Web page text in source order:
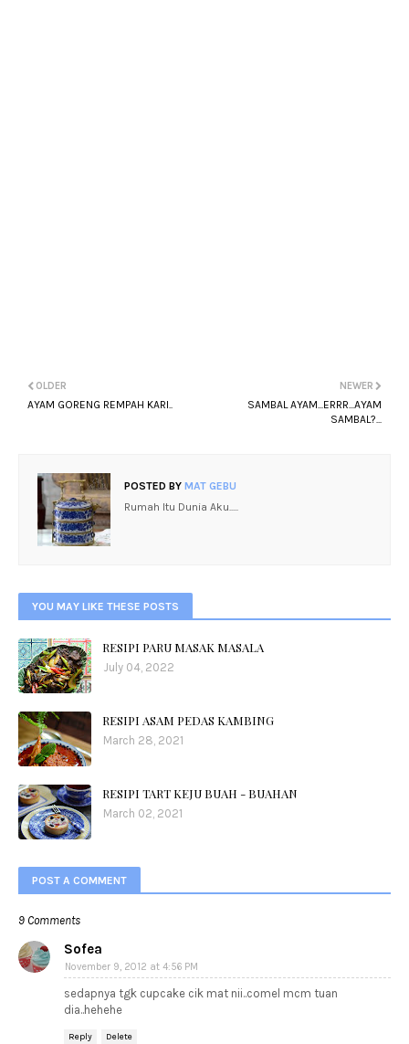
NEWER
SAMBAL AYAM...ERRR...AYAM
SAMBAL?...
OLDER
AYAM GORENG REMPAH KARI..
POSTED BY MAT GEBU
Rumah Itu Dunia Aku.....
YOU MAY LIKE THESE POSTS
RESIPI PARU MASAK MASALA
July 04, 2022
RESIPI ASAM PEDAS KAMBING
March 28, 2021
RESIPI TART KEJU BUAH - BUAHAN
March 02, 2021
POST A COMMENT
9 Comments
Sofea
November 9, 2012 at 4:56 PM
sedapnya tgk cupcake cik mat nii..comel mcm tuan
dia..hehehe
Reply Delete